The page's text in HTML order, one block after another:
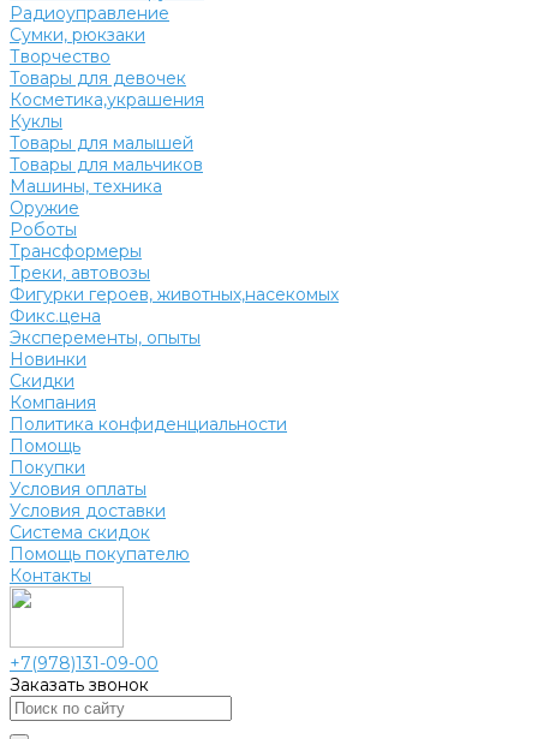
Радиоуправление
Сумки, рюкзаки
Творчество
Товары для девочек
Косметика,украшения
Куклы
Товары для малышей
Товары для мальчиков
Машины, техника
Оружие
Роботы
Трансформеры
Треки, автовозы
Фигурки героев, животных,насекомых
Фикс.цена
Эксперементы, опыты
Новинки
Скидки
Компания
Политика конфиденциальности
Помощь
Покупки
Условия оплаты
Условия доставки
Система скидок
Помощь покупателю
Контакты
+7(978)131-09-00
Заказать звонок